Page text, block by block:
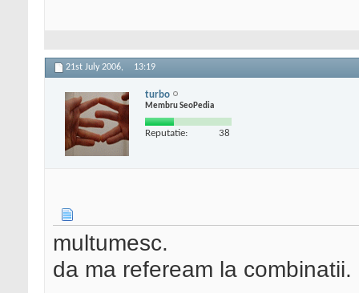
21st July 2006, 13:19
turbo
Membru SeoPedia
Reputatie: 38
multumesc.
da ma refeream la combinatii.